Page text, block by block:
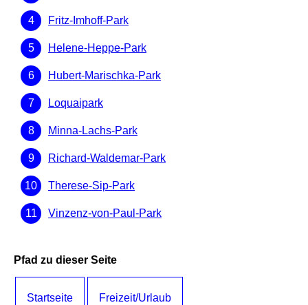
Fritz-Imhoff-Park
Helene-Heppe-Park
Hubert-Marischka-Park
Loquaipark
Minna-Lachs-Park
Richard-Waldemar-Park
Therese-Sip-Park
Vinzenz-von-Paul-Park
Pfad zu dieser Seite
Startseite Freizeit/Urlaub